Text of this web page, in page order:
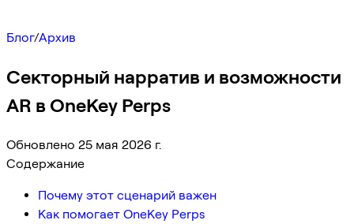
Блог/Архив
Секторный нарратив и возможности
AR в OneKey Perps
Обновлено 25 мая 2026 г.
Содержание
Почему этот сценарий важен
Как помогает OneKey Perps